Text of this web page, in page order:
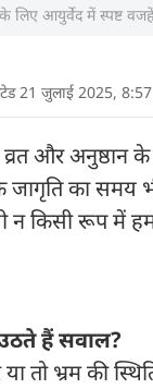
लिए आयुर्वेद में स्पष्ट
21 जुलाई 2025,
और अनुष्ठान
जागृति का
न किसी रूप में
हैं सवाल?
तो भ्रम की